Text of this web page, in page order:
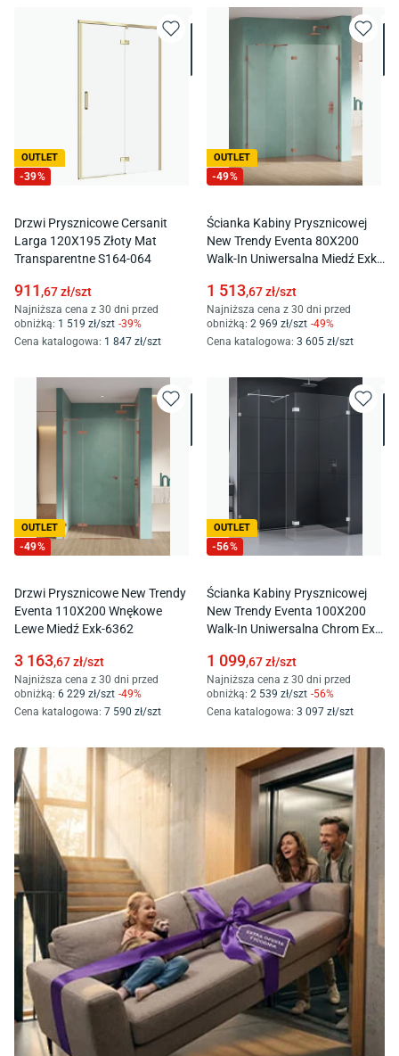
OUTLET
-39%
Drzwi Prysznicowe Cersanit
Larga 120X195 Złoty Mat
Transparentne S164-064
911 ,67zł/szt
Najniższa cena z 30 dni przed
obniżką: 1 519 zł/szt -39%
Cena katalogowa: 1 847 zł/szt
OUTLET
-49%
Ścianka Kabiny Prysznicowej
New Trendy Eventa 80X200
Walk-In Uniwersalna Miedź Exk-
1 513,67zł/szt
Najniższa cena z 30 dni przed
obniżką: 2 969 zł/szt -49%
Cena katalogowa: 3 605 zł/szt
OUTLET
-49%
Drzwi Prysznicowe New Trendy
Eventa 110X200 Wnękowe
Lewe Miedź Exk-6362
3 163,67zł/szt
Najniższa cena z 30 dni przed
obniżką: 6 229 zł/szt -49%
Cena katalogowa: 7 590 zł/szt
OUTLET
-56%
Ścianka Kabiny Prysznicowej
New Trendy Eventa 100X200
Walk-In Uniwersalna Chrom Exk-
1 099,67zł/szt
Najniższa cena z 30 dni przed
obniżką: 2 539 zł/szt -56%
Cena katalogowa: 3 097 zł/szt